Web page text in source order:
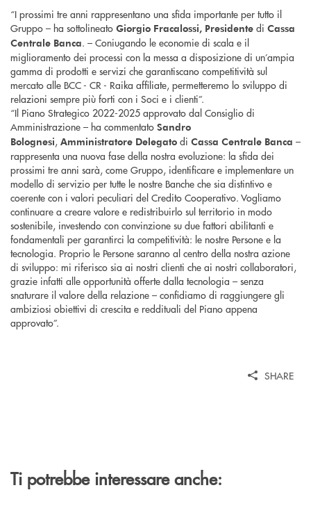
“I prossimi tre anni rappresentano una sfida importante per tutto il
Gruppo – ha sottolineato Giorgio Fracalossi, Presidente di Cassa
Centrale Banca. – Coniugando le economie di scala e il
miglioramento dei processi con la messa a disposizione di un’ampia
gamma di prodotti e servizi che garantiscano competitività sul
mercato alle BCC - CR - Raika affiliate, permetteremo lo sviluppo di
relazioni sempre più forti con i Soci e i clienti”.
“Il Piano Strategico 2022-2025 approvato dal Consiglio di
Amministrazione – ha commentato Sandro
Bolognesi, Amministratore Delegato di Cassa Centrale Banca –
rappresenta una nuova fase della nostra evoluzione: la sfida dei
prossimi tre anni sarà, come Gruppo, identificare e implementare un
modello di servizio per tutte le nostre Banche che sia distintivo e
coerente con i valori peculiari del Credito Cooperativo. Vogliamo
continuare a creare valore e redistribuirlo sul territorio in modo
sostenibile, investendo con convinzione su due fattori abilitanti e
fondamentali per garantirci la competitività: le nostre Persone e la
tecnologia. Proprio le Persone saranno al centro della nostra azione
di sviluppo: mi riferisco sia ai nostri clienti che ai nostri collaboratori,
grazie infatti alle opportunità offerte dalla tecnologia – senza
snaturare il valore della relazione – confidiamo di raggiungere gli
ambiziosi obiettivi di crescita e reddituali del Piano appena
approvato”.
SHARE
Ti potrebbe interessare anche: